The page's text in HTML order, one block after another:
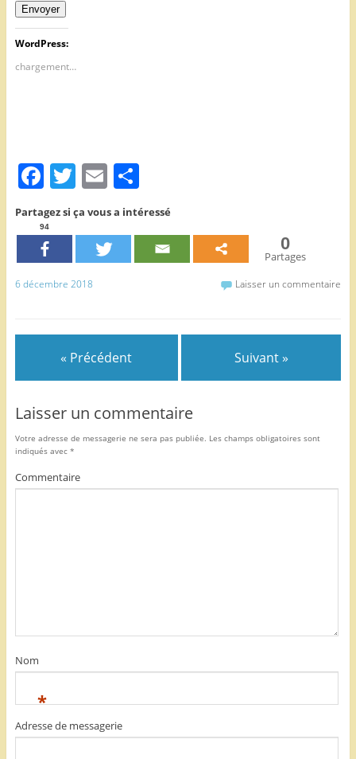
Envoyer
WordPress:
chargement…
F
a
c
e
b
o
T
w
itt
er
E
m
ai
l
P
ar
ta
Partagez si ça vous a intéressé
94
0
Partages
6 décembre 2018 Laisser un commentaire
« Précédent Suivant »
Laisser un commentaire
Votre adresse de messagerie ne sera pas publiée. Les champs obligatoires sont
indiqués avec *
Commentaire
Nom
*
Adresse de messagerie